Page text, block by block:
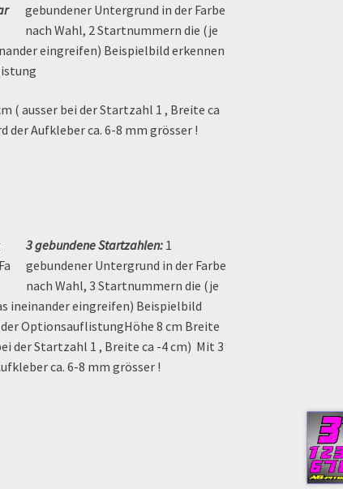
gebundener Untergrund in der Farbe
nach Wahl, 2 Startnummern die (je
eingreifen) Beispielbild erkennen
( ausser bei der Startzahl 1 , Breite ca
der Aufkleber ca. 6-8 mm grösser !
3 gebundene Startzahlen: 1
gebundener Untergrund in der Farbe
nach Wahl, 3 Startnummern die (je
ineinander eingreifen) Beispielbild
OptionsauflistungHöhe 8 cm Breite
der Startzahl 1 , Breite ca -4 cm) Mit 3
ca. 6-8 mm grösser !